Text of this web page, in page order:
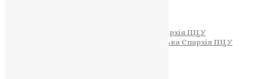
Тернопільсько-Бучацька Єпархія ПЦУ
Тернопільсько-Теребовлянська Єпархія ПЦУ